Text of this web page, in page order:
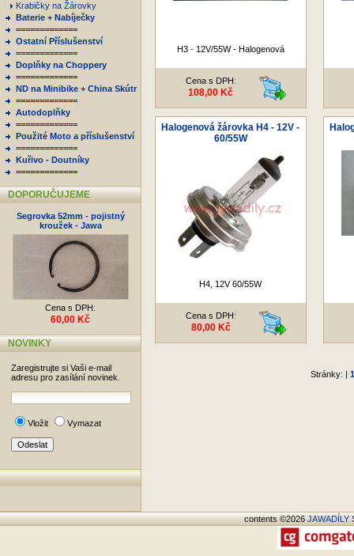
Krabičky na Žárovky
Baterie + Nabíječky
=============
Ostatní Příslušenství
=============
Doplňky na Choppery
=============
ND na Minibike + China Skútr
=============
Autodoplňky
=============
Použité Moto a příslušenství
=============
Kuřivo - Doutníky
=============
DOPORUČUJEME
Segrovka 52mm - pojistný
kroužek - Jawa
Cena s DPH:
60,00 Kč
NOVINKY
Zaregistrujte si Vaši e-mail
adresu pro zasílání novinek.
Vložit Vymazat
H3 - 12V/55W - Halogenová
Cena s DPH:
108,00 Kč
Halogenová žárovka H4 - 12V -
60/55W
H4, 12V 60/55W
Cena s DPH:
80,00 Kč
Stránky: | 1
contents ©2026JAWADÍLY